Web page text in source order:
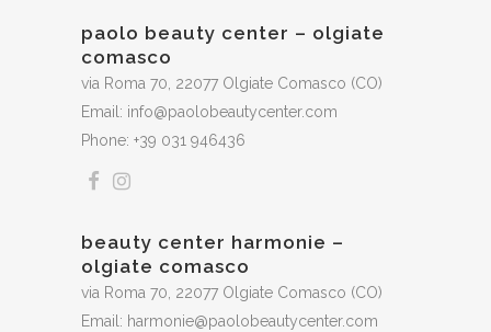
paolo beauty center – olgiate
comasco
via Roma 70, 22077 Olgiate Comasco (CO)
Email: info@paolobeautycenter.com
Phone: +39 031 946436
beauty center harmonie –
olgiate comasco
via Roma 70, 22077 Olgiate Comasco (CO)
Email: harmonie@paolobeautycenter.com